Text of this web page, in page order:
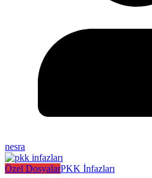
nesra
Özel DosyalarPKK İnfazları